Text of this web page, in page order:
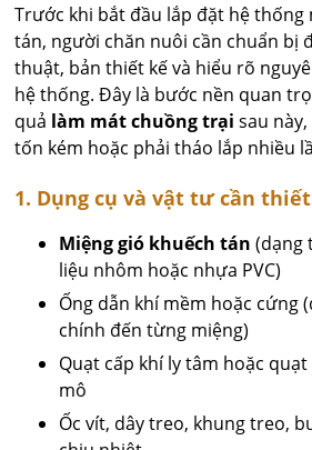
Trước khi bắt đầu lắp đặt hệ thống
tán, người chăn nuôi cần chuẩn bị
thuật, bản thiết kế và hiểu rõ
hệ thống. Đây là bước nền quan
quả làm mát chuồng trại sau
tốn kém hoặc phải tháo lắp nhiều
1. Dụng cụ và vật tư cần thiết
Miệng gió khuếch tán (dạng
liệu nhôm hoặc nhựa PVC)
Ống dẫn khí mềm hoặc cứng
chính đến từng miệng)
Quạt cấp khí ly tâm hoặc
mô
Ốc vít, dây treo, khung treo,